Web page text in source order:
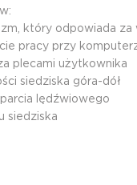
który odpowiada za
pracy przy
plecami użytkownika
siedziska góra-dół
lędźwiowego
siedziska